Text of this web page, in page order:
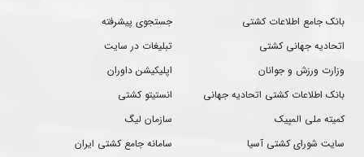
بانک جامع اطلاعات کشتی
اتحادیه جهانی کشتی
وزارت ورزش و جوانان
بانک اطلاعات کشتی اتحادیه جهانی
کمیته ملی المپیک
سایت شورای کشتی آسیا
جستجوی پیشرفته
تبلیغات در سایت
اپلیکیشن داوران
انستیتو کشتی
سازمان لیگ
سامانه جامع کشتی ایران